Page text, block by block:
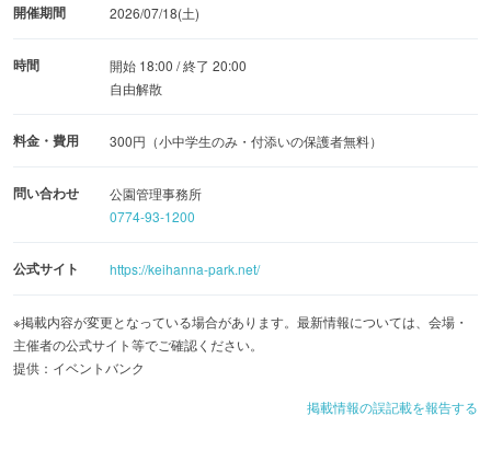
開催期間 2026/07/18(土)
時間
開始 18:00 / 終了 20:00
自由解散
料金・費用 300円（小中学生のみ・付添いの保護者無料）
問い合わせ
公園管理事務所
0774-93-1200
公式サイト https://keihanna-park.net/
※掲載内容が変更となっている場合があります。最新情報については、会場・
主催者の公式サイト等でご確認ください。
提供：イベントバンク
掲載情報の誤記載を報告する